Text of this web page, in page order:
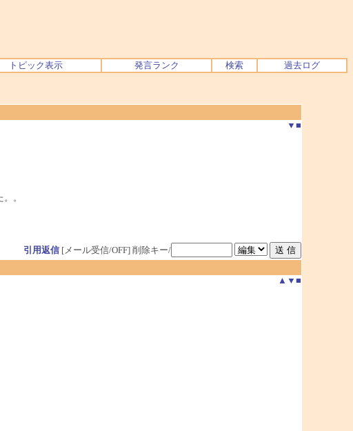
トピック表示 発言ランク 検索 過去ログ
▼ ■
。
引用返信[メール受信/OFF] 削除キー/
▲ ▼ ■